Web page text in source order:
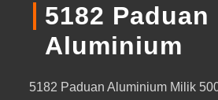
5182 Paduan
Aluminium
5182 Paduan Aluminium Milik